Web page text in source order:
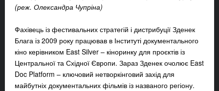
(реж. Олександра Чупріна)
Фахівець із фестивальних стратегій і дистрибуції Зденек
Блага із 2009 року працював в Інституті документального
кіно керівником East Silver – кіноринку для проєктів із
Центральної та Східної Європи. Зараз Зденек очолює East
Doc Platform – ключовий нетворкінговий захід для
майбутніх документальних фільмів із названого регіону.